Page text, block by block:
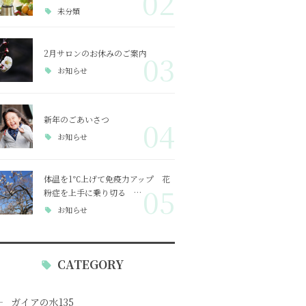
未分類
2月サロンのお休みのご案内
お知らせ 03
新年のごあいさつ
お知らせ 04
体温を1℃上げて免疫力アップ 花
粉症を上手に乗り切る …
お知らせ 05
CATEGORY
ガイアの水135